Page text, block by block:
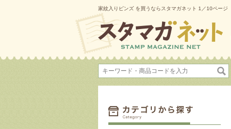
家紋入りピンズ を買うならスタマガネット 1／10ページ